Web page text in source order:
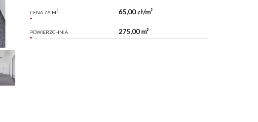
CENA ZA M2 65,00 zł/m²
POWIERZCHNIA 275,00 m²